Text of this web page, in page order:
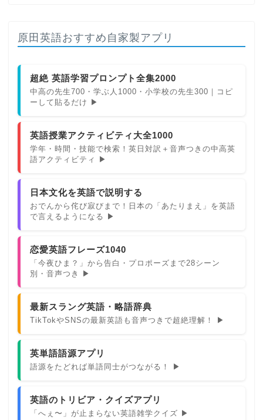
原田英語おすすめ自家製アプリ
超絶 英語学習プロンプト全集2000
中高の先生700・学ぶ人1000・小学校の先生300｜コピ
ーして貼るだけ ▶
英語授業アクティビティ大全1000
学年・時間・技能で検索！英日対訳＋音声つきの中高英
語アクティビティ ▶
日本文化を英語で説明する
おでんから侘び寂びまで！日本の「あたりまえ」を英語
で言えるようになる ▶
恋愛英語フレーズ1040
「今夜ひま？」から告白・プロポーズまで28シーン
別・音声つき ▶
最新スラング英語・略語辞典
TikTokやSNSの最新英語も音声つきで超絶理解！ ▶
英単語語源アプリ
語源をたどれば単語同士がつながる！ ▶
英語のトリビア・クイズアプリ
「へぇ〜」が止まらない英語雑学クイズ ▶